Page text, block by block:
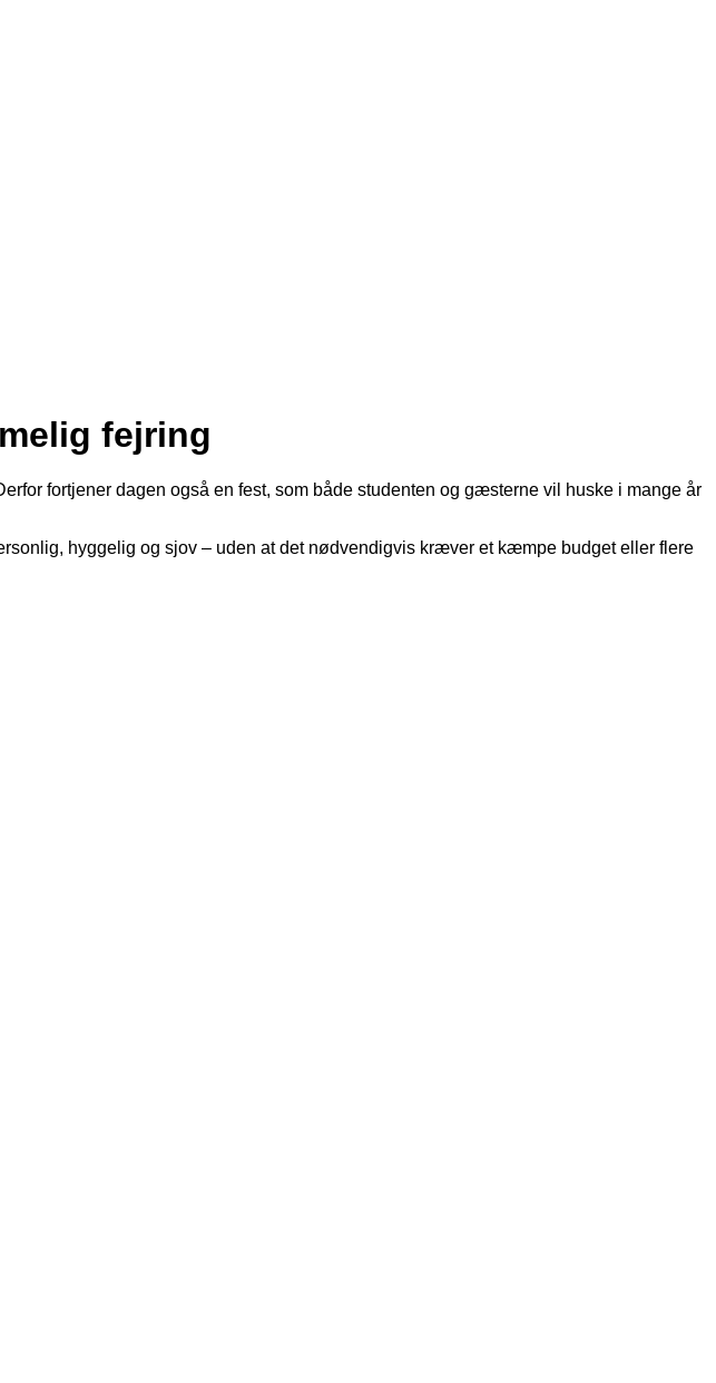
fejring
fortjener dagen også en fest, som både studenten og gæsterne vil huske i mange år
hyggelig og sjov – uden at det nødvendigvis kræver et kæmpe budget eller flere